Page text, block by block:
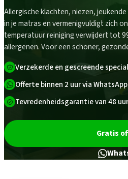
Allergische klachten, niezen,
in je matras en vermenigvuldigt zich
temperatuur reiniging verwijdert tot
allergenen. Voor een schoner,
Verzekerde en gescreende
Offerte binnen 2 uur via WhatsApp
Tevredenheidsgarantie van 48 uur
Gratis